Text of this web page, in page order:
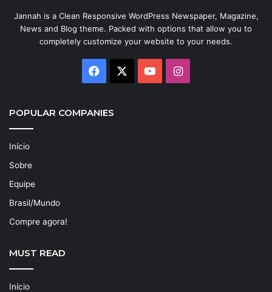
Jannah is a Clean Responsive WordPress Newspaper, Magazine,
News and Blog theme. Packed with options that allow you to
completely customize your website to your needs.
Facebook YouTubeInstagram
POPULAR COMPANIES
Início
Sobre
Equipe
Brasil/Mundo
Compre agora!
MUST READ
Início